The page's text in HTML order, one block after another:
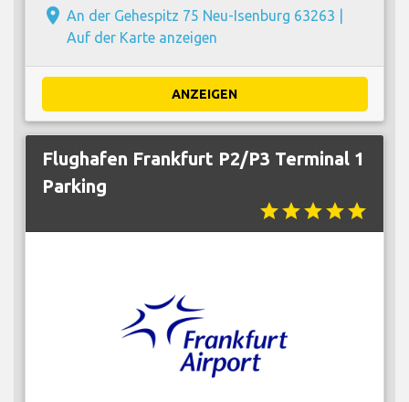
place An der Gehespitz 75 Neu-Isenburg 63263 |
Auf der Karte anzeigen
ANZEIGEN
Flughafen Frankfurt P2/P3 Terminal 1
Parking
starstarstarstarstar